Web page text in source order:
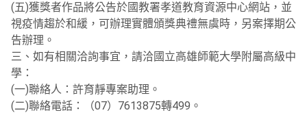
(五)獲獎者作品將公告於國教署孝道教育資源中心網站，並
視疫情趨於和緩，可辦理實體頒獎典禮無虞時，另案擇期公
告辦理。
三、如有相關洽詢事宜，請洽國立高雄師範大學附屬高級中
學：
(一)聯絡人：許育靜專案助理。
(二)聯絡電話：（07）7613875轉499。